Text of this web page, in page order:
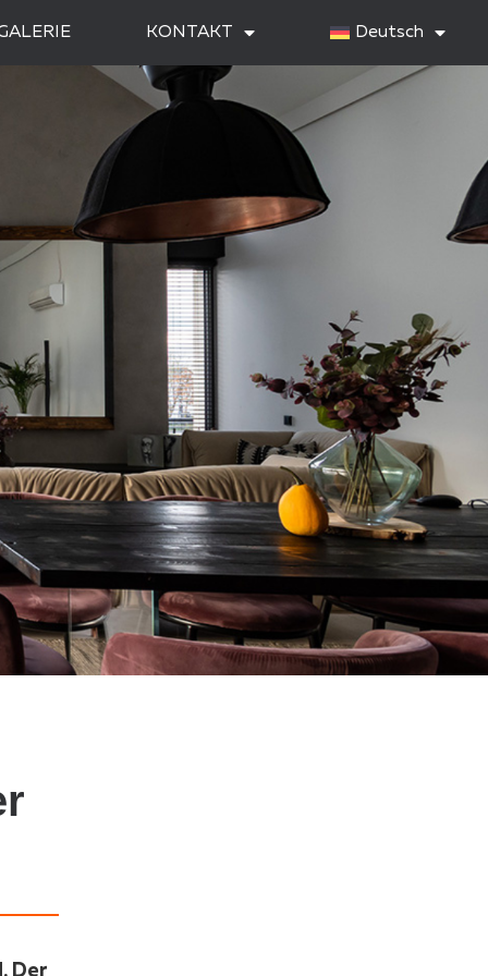
KONTAKT Deutsch
Der